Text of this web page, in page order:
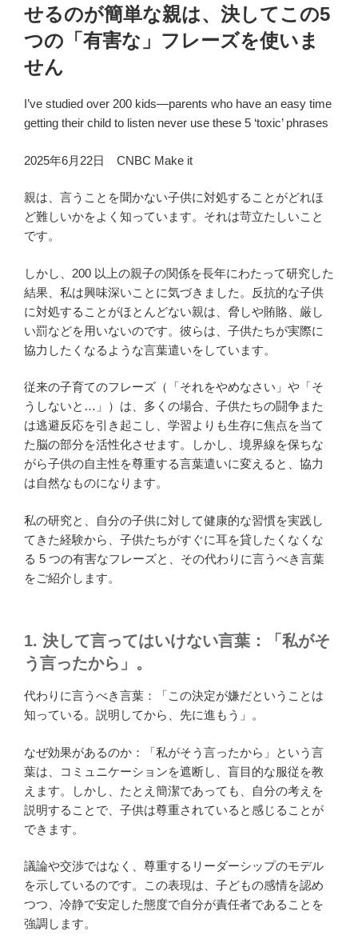
せるのが簡単な親は、決してこの5
つの「有害な」フレーズを使いま
せん
I’ve studied over 200 kids—parents who have an easy time
getting their child to listen never use these 5 ‘toxic’ phrases
2025年6月22日 CNBC Make it
親は、言うことを聞かない子供に対処することがどれほ
ど難しいかをよく知っています。それは苛立たしいこと
です。
しかし、200 以上の親子の関係を長年にわたって研究した
結果、私は興味深いことに気づきました。反抗的な子供
に対処することがほとんどない親は、脅しや賄賂、厳し
い罰などを用いないのです。彼らは、子供たちが実際に
協力したくなるような言葉遣いをしています。
従来の子育てのフレーズ（「それをやめなさい」や「そ
うしないと…」）は、多くの場合、子供たちの闘争また
は逃避反応を引き起こし、学習よりも生存に焦点を当て
た脳の部分を活性化させます。しかし、境界線を保ちな
がら子供の自主性を尊重する言葉遣いに変えると、協力
は自然なものになります。
私の研究と、自分の子供に対して健康的な習慣を実践し
てきた経験から、子供たちがすぐに耳を貸したくなくな
る 5 つの有害なフレーズと、その代わりに言うべき言葉
をご紹介します。
1. 決して言ってはいけない言葉：「私がそ
う言ったから」。
代わりに言うべき言葉：「この決定が嫌だということは
知っている。説明してから、先に進もう」。
なぜ効果があるのか：「私がそう言ったから」という言
葉は、コミュニケーションを遮断し、盲目的な服従を教
えます。しかし、たとえ簡潔であっても、自分の考えを
説明することで、子供は尊重されていると感じることが
できます。
議論や交渉ではなく、尊重するリーダーシップのモデル
を示しているのです。この表現は、子どもの感情を認め
つつ、冷静で安定した態度で自分が責任者であることを
強調します。